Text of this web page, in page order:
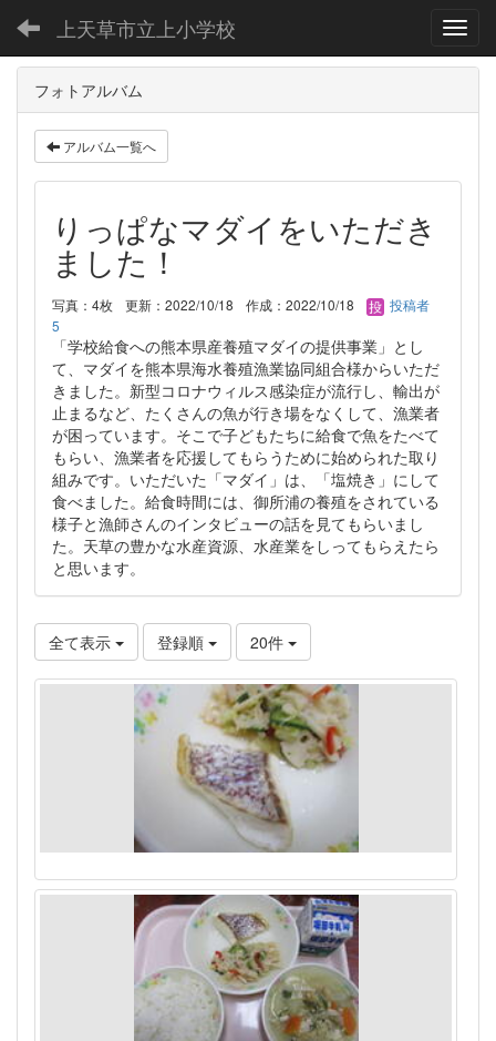
上天草市立上小学校
フォトアルバム
アルバム一覧へ
りっぱなマダイをいただき
ました！
写真：4枚 更新：2022/10/18 作成：2022/10/18
投稿者
5
「学校給食への熊本県産養殖マダイの提供事業」とし
て、マダイを熊本県海水養殖漁業協同組合様からいただ
きました。新型コロナウィルス感染症が流行し、輸出が
止まるなど、たくさんの魚が行き場をなくして、漁業者
が困っています。そこで子どもたちに給食で魚をたべて
もらい、漁業者を応援してもらうために始められた取り
組みです。いただいた「マダイ」は、「塩焼き」にして
食べました。給食時間には、御所浦の養殖をされている
様子と漁師さんのインタビューの話を見てもらいまし
た。天草の豊かな水産資源、水産業をしってもらえたら
と思います。
全て表示 登録順 20件